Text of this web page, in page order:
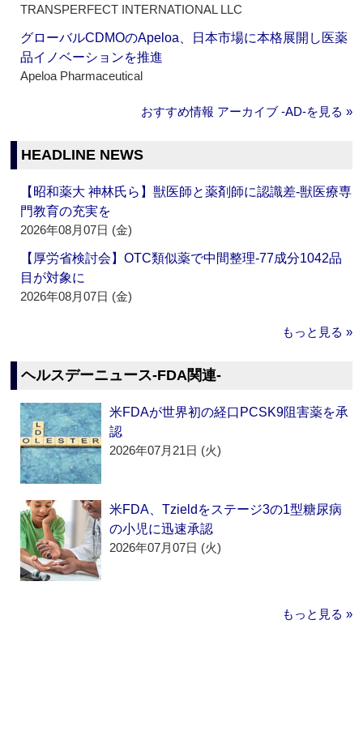
TRANSPERFECT INTERNATIONAL LLC
グローバルCDMOのApeloa、日本市場に本格展開し医薬
品イノベーションを推進
Apeloa Pharmaceutical
おすすめ情報 アーカイブ ‐AD‐を見る »
HEADLINE NEWS
【昭和薬大 神林氏ら】獣医師と薬剤師に認識差‐獣医療専
門教育の充実を
2026年08月07日 (金)
【厚労省検討会】OTC類似薬で中間整理‐77成分1042品
目が対象に
2026年08月07日 (金)
もっと見る »
ヘルスデーニュース‐FDA関連‐
米FDAが世界初の経口PCSK9阻害薬を承
認
2026年07月21日 (火)
米FDA、Tzieldをステージ3の1型糖尿病
の小児に迅速承認
2026年07月07日 (火)
もっと見る »